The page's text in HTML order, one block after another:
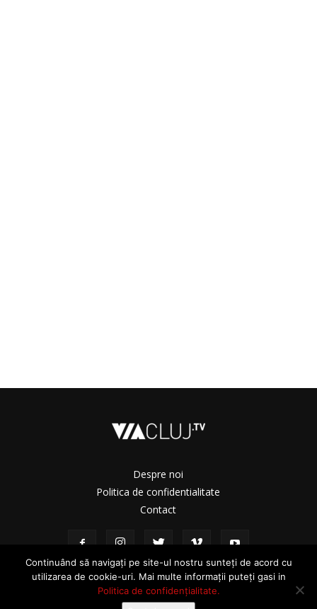
Despre noi
Politica de confidentialitate
Contact
Continuând să navigați pe site-ul nostru sunteți de acord cu
utilizarea de cookie-uri. Mai multe informații puteți gasi in
Politica de confidențialitate.